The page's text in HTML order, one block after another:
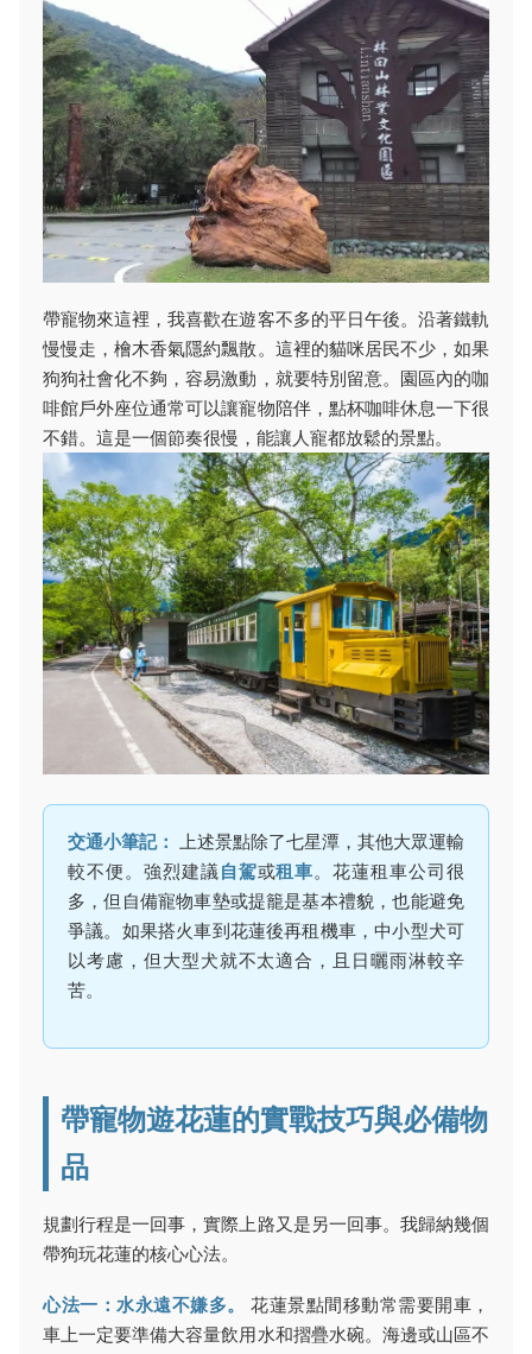
帶寵物來這裡，我喜歡在遊客不多的平日午後。沿著鐵軌
慢慢走，檜木香氣隱約飄散。這裡的貓咪居民不少，如果
狗狗社會化不夠，容易激動，就要特別留意。園區內的咖
啡館戶外座位通常可以讓寵物陪伴，點杯咖啡休息一下很
不錯。這是一個節奏很慢，能讓人寵都放鬆的景點。
交通小筆記：
上述景點除了七星潭，其他大眾運輸
較不便。強烈建議 自駕或租車。花蓮租車公司很
多，但自備寵物車墊或提籠是基本禮貌，也能避免
爭議。如果搭火車到花蓮後再租機車，中小型犬可
以考慮，但大型犬就不太適合，且日曬雨淋較辛
苦。
帶寵物遊花蓮的實戰技巧與必備物
品
規劃行程是一回事，實際上路又是另一回事。我歸納幾個
帶狗玩花蓮的核心心法。
心法一：水永遠不嫌多。
花蓮景點間移動常需要開車，
車上一定要準備大容量飲用水和摺疊水碗。海邊或山區不